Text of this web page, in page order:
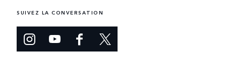
SUIVEZ LA CONVERSATION